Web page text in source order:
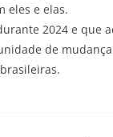
eles e elas.
2024 e que
de